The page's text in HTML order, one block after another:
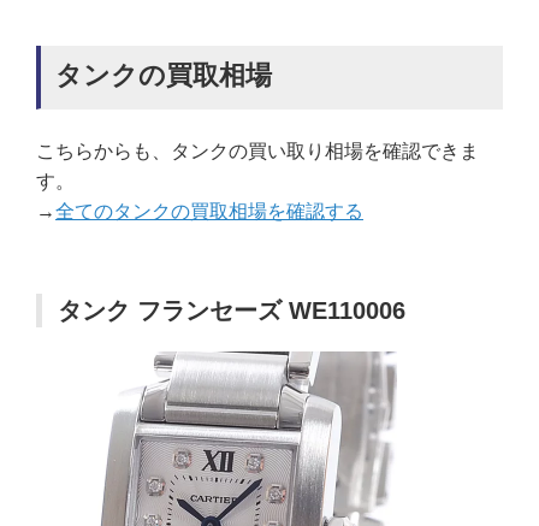
タンクの買取相場
こちらからも、タンクの買い取り相場を確認できま
す。
→全てのタンクの買取相場を確認する
タンク フランセーズ WE110006